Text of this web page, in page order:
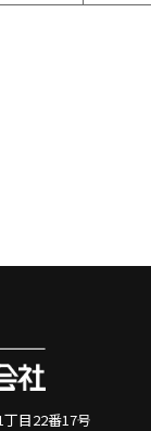
目22番17号